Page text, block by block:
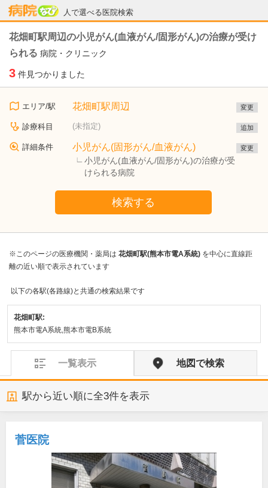
人で選べる医院検索
病院なび
花畑町駅周辺の小児がん(血液がん/固形がん)の治療が受け
られる 病院・クリニック
3 件見つかりました
エリア/駅 花畑町駅周辺 変更
診療科目 (未指定) 追加
詳細条件 小児がん(固形がん/血液がん)
小児がん(血液がん/固形がん)の治療が受
けられる病院
変更
検索する
※このページの医療機関・薬局は 花畑町駅(熊本市電A系統) を中心に直線距
離の近い順で表示されています
以下の各駅(各路線)と共通の検索結果です
花畑町駅:
熊本市電A系統,熊本市電B系統
一覧表示 地図で検索
駅から近い順に全3件を表示
菅医院